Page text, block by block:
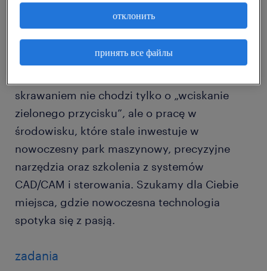
czeka.
Jesteśmy Twoim Partnerem w rozwoju
technicznym na terenie Wielkopolski.
skrawaniem nie chodzi tylko o „wciskanie
zielonego przycisku”, ale o pracę w
środowisku, które stale inwestuje w
nowoczesny park maszynowy, precyzyjne
narzędzia oraz szkolenia z systemów
CAD/CAM i sterowania. Szukamy dla Ciebie
miejsca, gdzie nowoczesna technologia
spotyka się z pasją.
zadania
принять все файлы
отклонить